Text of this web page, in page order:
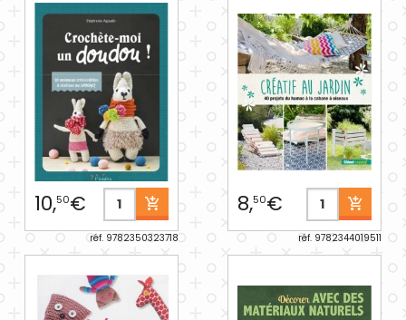
10,50€
réf. 9782350323718
8,50€
réf. 9782344019511